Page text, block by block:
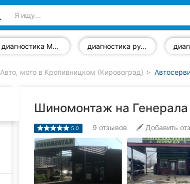
диагностика МКПП диагностика рулевого управления
Авто, мото в Кропивницком (Кировоград)
Шиномонтаж на
5.0 9 отзывов Добавить